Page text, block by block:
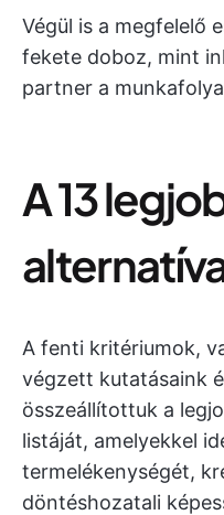
Végül is a megfelelő
fekete doboz, mint
partner a
A 13
A fenti kritériumok,
végzett kutatásaink
összeállítottuk a
listáját, amelyekkel
termelékenységét,
döntéshozatali